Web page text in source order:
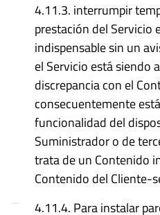
4.11.3. interrumpir
prestación del Servicio
indispensable sin un
el Servicio está siendo
discrepancia con el
consecuentemente
funcionalidad del
Suministrador o de
trata de un Contenido
Contenido del Cliente-
4.11.4. Para instalar